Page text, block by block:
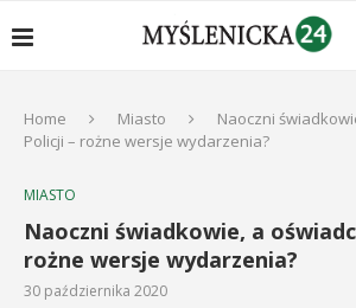
Home Miasto
Naoczni
Policji – rożne wersje wydarzenia?
MIASTO
Naoczni świadkowie, a
rożne wersje wydarzenia?
30 października 2020